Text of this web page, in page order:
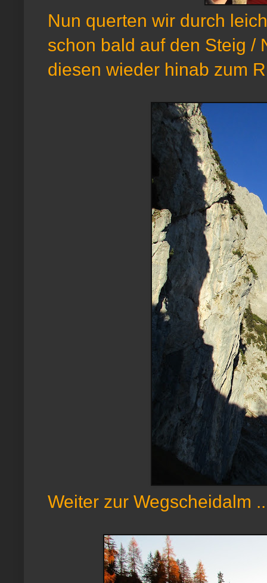
Nun querten wir durch
schon bald auf den Steig /
diesen wieder hinab zum
Weiter zur Wegscheidalm